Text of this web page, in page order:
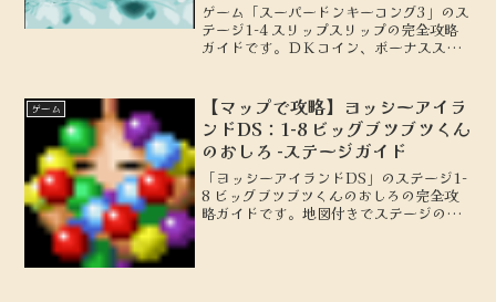
ゲーム「スーパードンキーコング3」のス
テージ1-4 スリップスリップの完全攻略
ガイドです。ＤＫコイン、ボーナスステ
ゲーム
【マップで攻略】ヨッシーアイラ
ンドDS：1-8 ビッグブツブツくん
のおしろ -ステージガイド
「ヨッシーアイランドDS」のステージ1-
8 ビッグブツブツくんのおしろの完全攻
略ガイドです。地図付きでステージの詳